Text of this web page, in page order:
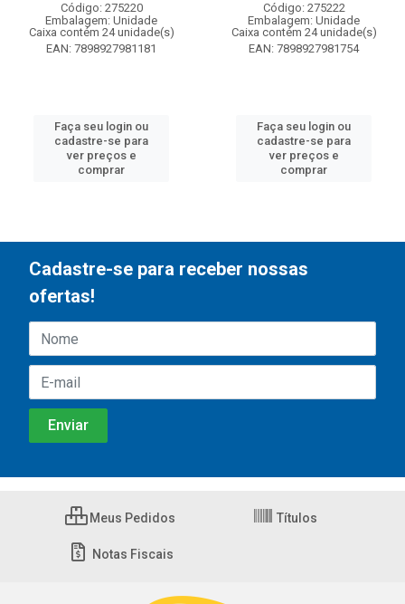
Código: 275220
Embalagem: Unidade
Caixa contém 24 unidade(s)
EAN: 7898927981181
Faça seu login ou
cadastre-se para
ver preços e
comprar
Código: 275222
Embalagem: Unidade
Caixa contém 24 unidade(s)
EAN: 7898927981754
Faça seu login ou
cadastre-se para
ver preços e
comprar
Cadastre-se para receber nossas
ofertas!
Meus Pedidos Títulos
Notas Fiscais